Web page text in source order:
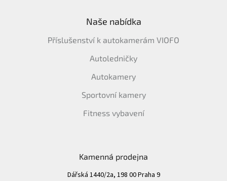
Naše nabídka
Příslušenství k autokamerám VIOFO
Autoledničky
Autokamery
Sportovní kamery
Fitness vybavení
Kamenná prodejna
Dářská 1440/2a, 198 00 Praha 9